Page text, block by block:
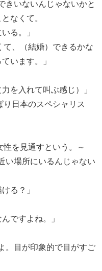
きいないんじゃないかと
なくて。
る。」
て、（結婚）できるかな
います。」
を入れて叫ぶ感じ）」
り日本のスペシャリス
を見通すという。～
い場所にいるんじゃない
る？」
ですよね。」
。目が印象的で目がすご